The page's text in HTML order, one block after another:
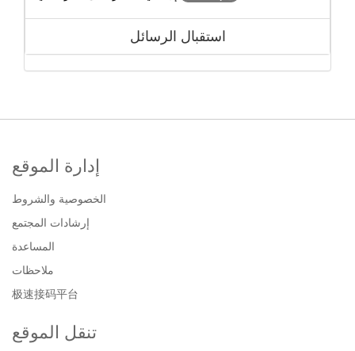
استقبال الرسائل
إدارة الموقع
الخصوصية والشروط
إرشادات المجتمع
المساعدة
ملاحظات
极速接码平台
تنقل الموقع